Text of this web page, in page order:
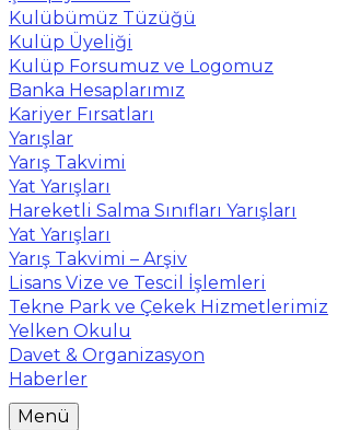
Kulübümüz Tüzüğü
Kulüp Üyeliği
Kulüp Forsumuz ve Logomuz
Banka Hesaplarımız
Kariyer Fırsatları
Yarışlar
Yarış Takvimi
Yat Yarışları
Hareketli Salma Sınıfları Yarışları
Yat Yarışları
Yarış Takvimi – Arşiv
Lisans Vize ve Tescil İşlemleri
Tekne Park ve Çekek Hizmetlerimiz
Yelken Okulu
Davet & Organizasyon
Haberler
Menü